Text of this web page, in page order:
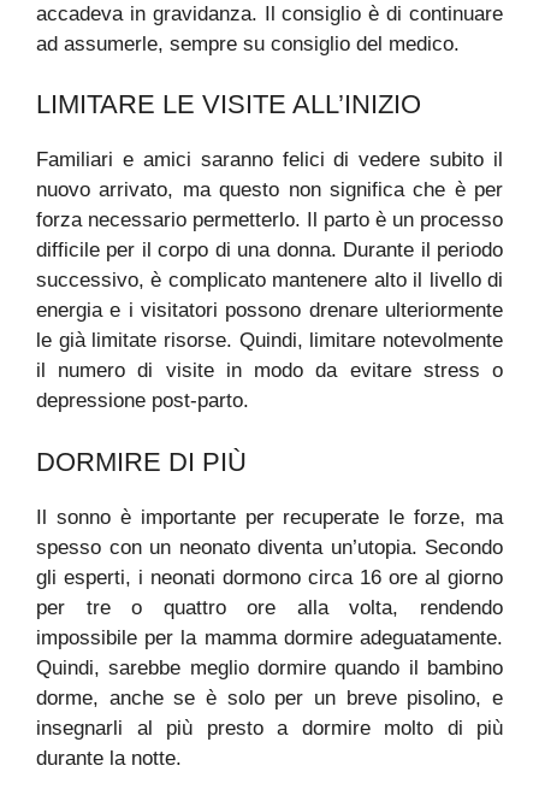
accadeva in gravidanza. Il consiglio è di continuare
ad assumerle, sempre su consiglio del medico.
LIMITARE LE VISITE ALL’INIZIO
Familiari e amici saranno felici di vedere subito il
nuovo arrivato, ma questo non significa che è per
forza necessario permetterlo. Il parto è un processo
difficile per il corpo di una donna. Durante il periodo
successivo, è complicato mantenere alto il livello di
energia e i visitatori possono drenare ulteriormente
le già limitate risorse. Quindi, limitare notevolmente
il numero di visite in modo da evitare stress o
depressione post-parto.
DORMIRE DI PIÙ
Il sonno è importante per recuperate le forze, ma
spesso con un neonato diventa un’utopia. Secondo
gli esperti, i neonati dormono circa 16 ore al giorno
per tre o quattro ore alla volta, rendendo
impossibile per la mamma dormire adeguatamente.
Quindi, sarebbe meglio dormire quando il bambino
dorme, anche se è solo per un breve pisolino, e
insegnarli al più presto a dormire molto di più
durante la notte.